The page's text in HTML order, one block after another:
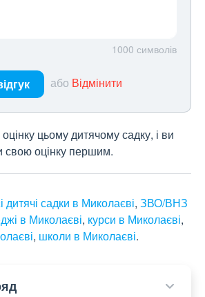
1000 символів
або Відмінити
цьому дитячому садку, і ви
свою оцінку першим.
дитячі садки в Миколаєві, ЗВО/ВНЗ
в Миколаєві, курси в Миколаєві,
, школи в Миколаєві.